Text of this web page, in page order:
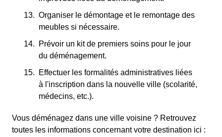
Organiser le démontage et le remontage des
meubles si nécessaire.
Prévoir un kit de premiers soins pour le jour
du déménagement.
Effectuer les formalités administratives liées
à l'inscription dans la nouvelle ville (scolarité,
médecins, etc.).
Vous déménagez dans une ville voisine ? Retrouvez
toutes les informations concernant votre destination ici :